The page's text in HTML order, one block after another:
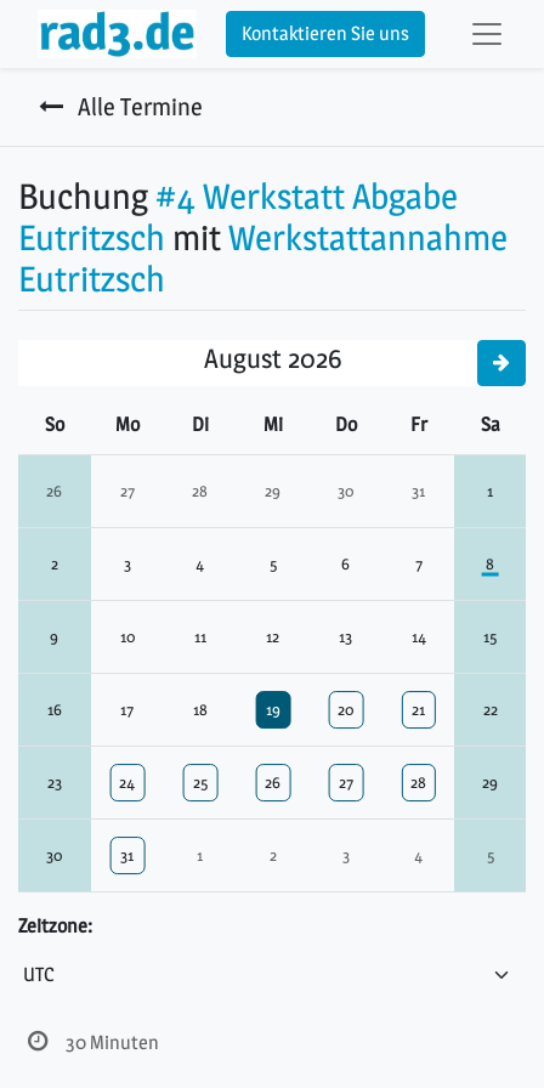
Kontaktieren Sie uns
Alle Termine
Buchung #4 Werkstatt Abgabe
Eutritzsch mitWerkstattannahme
Eutritzsch
August 2026
So Mo Di Mi Do Fr Sa
26 27 28 29 30 31 1
2 3 4 5 6 7 8
9 10 11 12 13 14 15
16 17 18 19 20 21 22
23 24 25 26 27 28 29
30 31 1 2 3 4 5
Zeitzone:
30 Minuten